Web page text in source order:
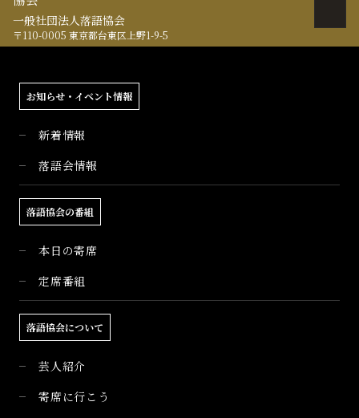
一般社団法人落語協会
〒110-0005 東京都台東区上野1-9-5
お知らせ・イベント情報
新着情報
落語会情報
落語協会の番組
本日の寄席
定席番組
落語協会について
芸人紹介
寄席に行こう